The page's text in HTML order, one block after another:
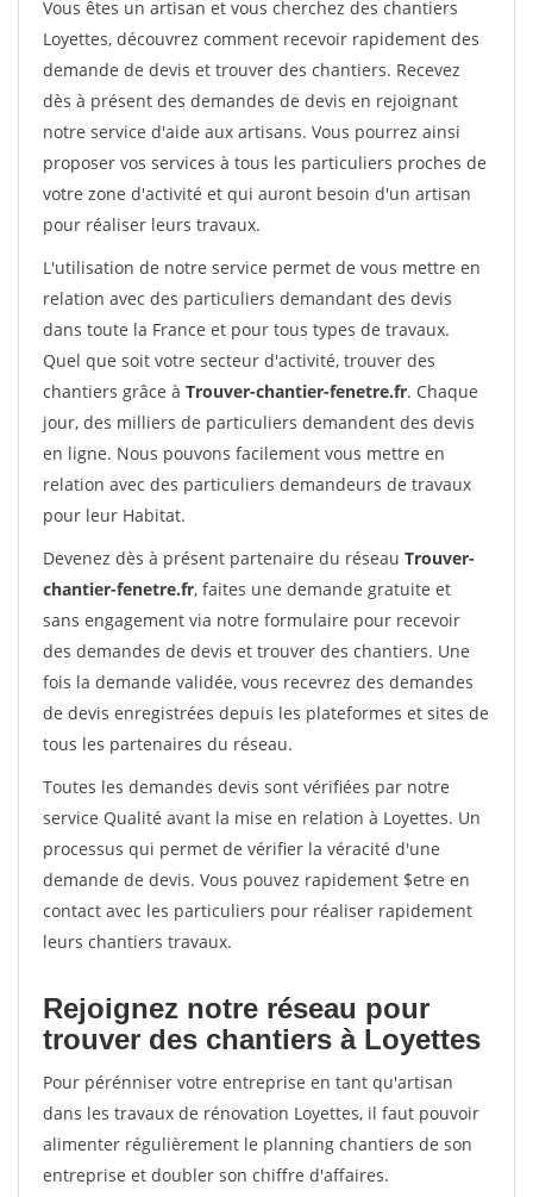
Vous êtes un artisan et vous cherchez des chantiers
Loyettes, découvrez comment recevoir rapidement des
demande de devis et trouver des chantiers. Recevez
dès à présent des demandes de devis en rejoignant
notre service d'aide aux artisans. Vous pourrez ainsi
proposer vos services à tous les particuliers proches de
votre zone d'activité et qui auront besoin d'un artisan
pour réaliser leurs travaux.
L'utilisation de notre service permet de vous mettre en
relation avec des particuliers demandant des devis
dans toute la France et pour tous types de travaux.
Quel que soit votre secteur d'activité, trouver des
chantiers grâce à Trouver-chantier-fenetre.fr. Chaque
jour, des milliers de particuliers demandent des devis
en ligne. Nous pouvons facilement vous mettre en
relation avec des particuliers demandeurs de travaux
pour leur Habitat.
Devenez dès à présent partenaire du réseau Trouver-
chantier-fenetre.fr, faites une demande gratuite et
sans engagement via notre formulaire pour recevoir
des demandes de devis et trouver des chantiers. Une
fois la demande validée, vous recevrez des demandes
de devis enregistrées depuis les plateformes et sites de
tous les partenaires du réseau.
Toutes les demandes devis sont vérifiées par notre
service Qualité avant la mise en relation à Loyettes. Un
processus qui permet de vérifier la véracité d'une
demande de devis. Vous pouvez rapidement $etre en
contact avec les particuliers pour réaliser rapidement
leurs chantiers travaux.
Rejoignez notre réseau pour
trouver des chantiers à Loyettes
Pour pérénniser votre entreprise en tant qu'artisan
dans les travaux de rénovation Loyettes, il faut pouvoir
alimenter régulièrement le planning chantiers de son
entreprise et doubler son chiffre d'affaires.